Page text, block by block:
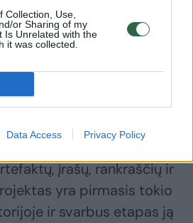
Collection, Use,
or Sharing of my
Is Unrelated with the
it was collected.
Data Access Privacy Policy
padalinti istorijos
bei Vilniuje, yra per
liudijimai.
įrašų, rankraščių ir
yra pirmasis tokio
ir svarbus etapas ją